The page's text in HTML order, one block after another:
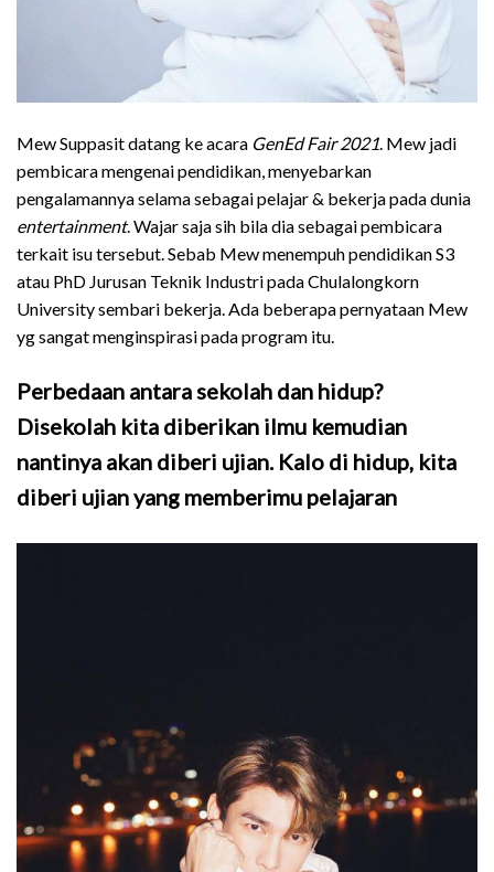
Mew Suppasit datang ke acara GenEd Fair 2021. Mew jadi
pembicara mengenai pendidikan, menyebarkan
pengalamannya selama sebagai pelajar & bekerja pada dunia
entertainment. Wajar saja sih bila dia sebagai pembicara
terkait isu tersebut. Sebab Mew menempuh pendidikan S3
atau PhD Jurusan Teknik Industri pada Chulalongkorn
University sembari bekerja. Ada beberapa pernyataan Mew
yg sangat menginspirasi pada program itu.
Perbedaan antara sekolah dan hidup?
Disekolah kita diberikan ilmu kemudian
nantinya akan diberi ujian. Kalo di hidup, kita
diberi ujian yang memberimu pelajaran